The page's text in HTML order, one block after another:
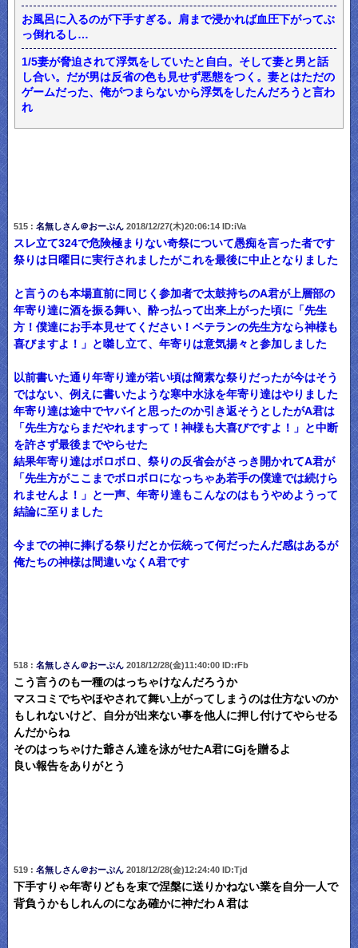
お風呂に入るのが下手すぎる。肩まで浸かれば血圧下がってぶ
っ倒れるし…
1/5妻が脅迫されて浮気をしていたと自白。そして妻と男と話
し合い。だが男は反省の色も見せず悪態をつく。妻とはただの
ゲームだった、俺がつまらないから浮気をしたんだろうと言わ
れ
515 : 名無しさん＠おーぷん2018/12/27(木)20:06:14 ID:iVa
スレ立て324で危険極まりない奇祭について愚痴を言った者です
祭りは日曜日に実行されましたがこれを最後に中止となりました
と言うのも本場直前に同じく参加者で太鼓持ちのA君が上層部の
年寄り達に酒を振る舞い、酔っ払って出来上がった頃に「先生
方！僕達にお手本見せてください！ベテランの先生方なら神様も
喜びますよ！」と囃し立て、年寄りは意気揚々と参加しました
以前書いた通り年寄り達が若い頃は簡素な祭りだったが今はそう
ではない、例えに書いたような寒中水泳を年寄り達はやりました
年寄り達は途中でヤバイと思ったのか引き返そうとしたがA君は
「先生方ならまだやれますって！神様も大喜びですよ！」と中断
を許さず最後までやらせた
結果年寄り達はボロボロ、祭りの反省会がさっき開かれてA君が
「先生方がここまでボロボロになっちゃあ若手の僕達では続けら
れませんよ！」と一声、年寄り達もこんなのはもうやめようって
結論に至りました
今までの神に捧げる祭りだとか伝統って何だったんだ感はあるが
俺たちの神様は間違いなくA君です
518 : 名無しさん＠おーぷん2018/12/28(金)11:40:00 ID:rFb
こう言うのも一種のはっちゃけなんだろうか
マスコミでちやほやされて舞い上がってしまうのは仕方ないのか
もしれないけど、自分が出来ない事を他人に押し付けてやらせる
んだからね
そのはっちゃけた爺さん達を泳がせたA君にGjを贈るよ
良い報告をありがとう
519 : 名無しさん＠おーぷん2018/12/28(金)12:24:40 ID:Tjd
下手すりゃ年寄りどもを束で涅槃に送りかねない業を自分一人で
背負うかもしれんのになあ確かに神だわＡ君は